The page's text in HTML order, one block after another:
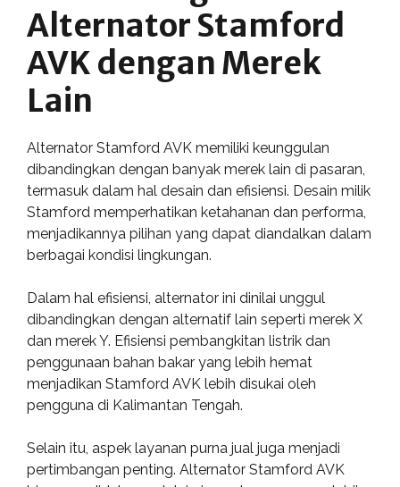
Alternator Stamford
AVK dengan Merek
Lain
Alternator Stamford AVK memiliki keunggulan
dibandingkan dengan banyak merek lain di pasaran,
termasuk dalam hal desain dan efisiensi. Desain milik
Stamford memperhatikan ketahanan dan performa,
menjadikannya pilihan yang dapat diandalkan dalam
berbagai kondisi lingkungan.
Dalam hal efisiensi, alternator ini dinilai unggul
dibandingkan dengan alternatif lain seperti merek X
dan merek Y. Efisiensi pembangkitan listrik dan
penggunaan bahan bakar yang lebih hemat
menjadikan Stamford AVK lebih disukai oleh
pengguna di Kalimantan Tengah.
Selain itu, aspek layanan purna jual juga menjadi
pertimbangan penting. Alternator Stamford AVK